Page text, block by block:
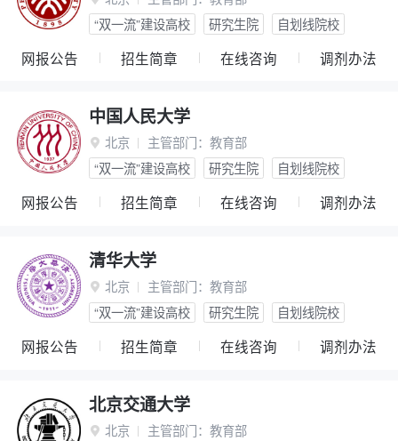
“双一流”建设高校
研究生院 自划线院校
网报公告 招生简章 在线咨询 调剂办法
中国人民大学
 北京 主管部门： 教育部
“双一流”建设高校
研究生院 自划线院校
网报公告 招生简章 在线咨询 调剂办法
清华大学
 北京 主管部门： 教育部
“双一流”建设高校
研究生院 自划线院校
网报公告 招生简章 在线咨询 调剂办法
北京交通大学
 北京 主管部门： 教育部